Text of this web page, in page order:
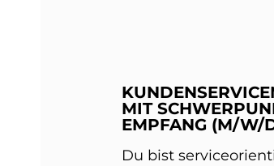
MIT
EMPFANG (M/W/
Du bist